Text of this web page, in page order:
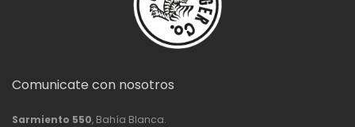
Comunicate con nosotros
Sarmiento 550, Bahía Blanca.